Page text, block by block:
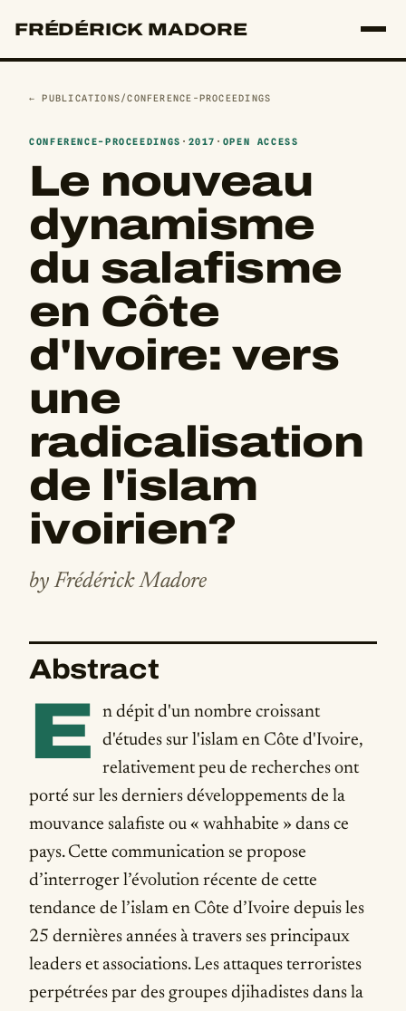
FRÉDÉRICK MADORE
← PUBLICATIONS/CONFERENCE-PROCEEDINGS
CONFERENCE-PROCEEDINGS · 2017 · OPEN ACCESS
Le nouveau
dynamisme
du salafisme
en Côte
d'Ivoire: vers
une
radicalisation
de l'islam
ivoirien?
by Frédérick Madore
Abstract
E
n dépit d'un nombre croissant
d'études sur l'islam en Côte d'Ivoire,
relativement peu de recherches ont
porté sur les derniers développements de la
mouvance salafiste ou « wahhabite » dans ce
pays. Cette communication se propose
d’interroger l’évolution récente de cette
tendance de l’islam en Côte d’Ivoire depuis les
25 dernières années à travers ses principaux
leaders et associations. Les attaques terroristes
perpétrées par des groupes djihadistes dans la